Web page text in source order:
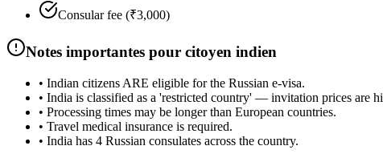
Consular fee (₹3,000)
Notes importantes pour citoyen indien
• Indian citizens ARE eligible for the Russian e-visa.
• India is classified as a 'restricted country' — invitation prices are
• Processing times may be longer than European countries.
• Travel medical insurance is required.
• India has 4 Russian consulates across the country.